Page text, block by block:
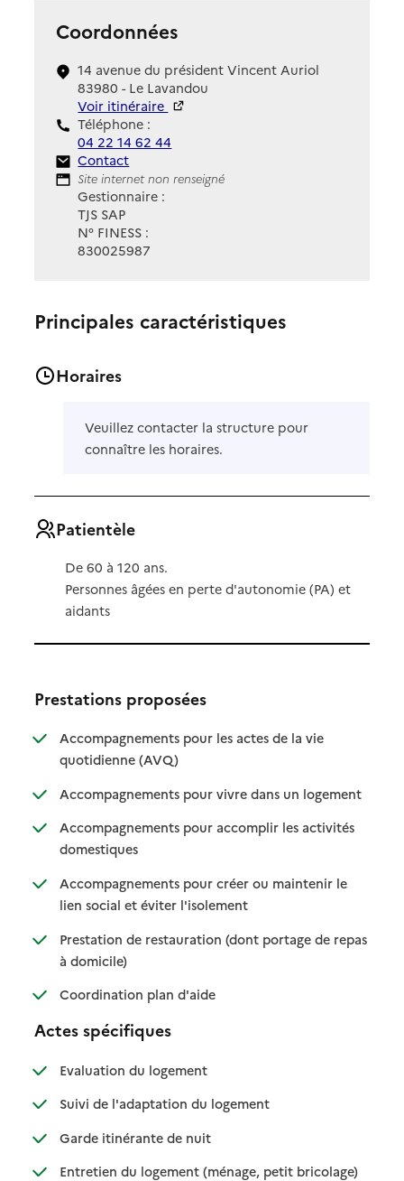
Coordonnées
14 avenue du président Vincent Auriol
83980 - Le Lavandou
Voir itinéraire
Téléphone :
04 22 14 62 44
Contact
Contact
Site Internet
Site internet non renseigné
Gestionnaire :
TJS SAP
N° FINESS :
830025987
Principales caractéristiques
Horaires
Veuillez contacter la structure pour
connaître les horaires.
Patientèle
De 60 à 120 ans.
Personnes âgées en perte d'autonomie (PA) et
aidants
Prestations proposées
Accompagnements pour les actes de la vie
quotidienne (AVQ): disponible
: non disponible
Accompagnements pour vivre dans un logement
:
: non
Accompagnements pour accomplir les activités
domestiques: disponible
: non disponible
Accompagnements pour créer ou maintenir le
lien social et éviter l'isolement: disponible
: non disponible
Prestation de restauration (dont portage de repas
à domicile): disponible
: non disponible
Coordination plan d'aide: disponible
: non disponible
Actes spécifiques
Evaluation du logement: disponible
: non disponible
Suivi de l'adaptation du logement: disponible
: non disponible
Garde itinérante de nuit: disponible
: non disponible
Entretien du logement (ménage, petit bricolage): disponible
: non